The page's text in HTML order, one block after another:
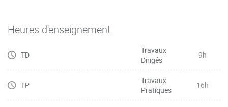
Heures d'enseignement
TD
Travaux
Dirigés
9h
TP
Travaux
Pratiques
16h